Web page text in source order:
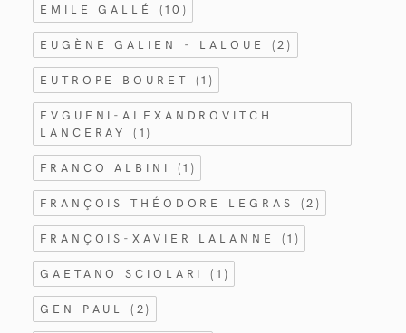
EMILE GALLÉ (10)
EUGÈNE GALIEN - LALOUE (2)
EUTROPE BOURET (1)
EVGUENI-ALEXANDROVITCH
LANCERAY(1)
FRANCO ALBINI (1)
FRANÇOIS THÉODORE LEGRAS (2)
FRANÇOIS-XAVIER LALANNE (1)
GAETANO SCIOLARI(1)
GEN PAUL(2)